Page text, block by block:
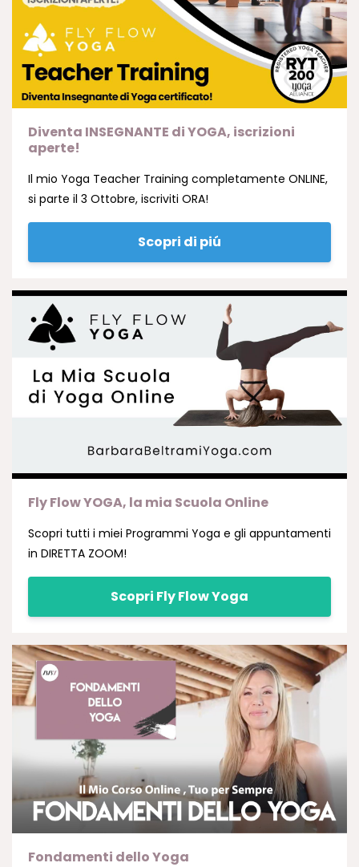
Diventa INSEGNANTE di YOGA, iscrizioni
aperte!
Il mio Yoga Teacher Training completamente ONLINE,
si parte il 3 Ottobre, iscriviti ORA!
Scopri di piú
Fly Flow YOGA, la mia Scuola Online
Scopri tutti i miei Programmi Yoga e gli appuntamenti
in DIRETTA ZOOM!
Scopri Fly Flow Yoga
Fondamenti dello Yoga